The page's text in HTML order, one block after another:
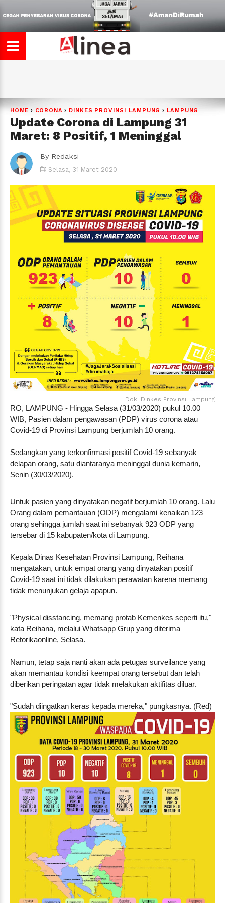
HOME › CORONA › DINKES PROVINSI LAMPUNG › LAMPUNG
Update Corona di Lampung 31
Maret: 8 Positif, 1 Meninggal
By Redaksi
Selasa, 31 Maret 2020
Dok: Dinkes Provinsi Lampung
RO, LAMPUNG - Hingga Selasa (31/03/2020) pukul 10.00
WIB, Pasien dalam pengawasan (PDP) virus corona atau
Covid-19 di Provinsi Lampung berjumlah 10 orang.
Sedangkan yang terkonfirmasi positif Covid-19 sebanyak
delapan orang, satu diantaranya meninggal dunia kemarin,
Senin (30/03/2020).
Untuk pasien yang dinyatakan negatif berjumlah 10 orang. Lalu
Orang dalam pemantauan (ODP) mengalami kenaikan 123
orang sehingga jumlah saat ini sebanyak 923 ODP yang
tersebar di 15 kabupaten/kota di Lampung.
Kepala Dinas Kesehatan Provinsi Lampung, Reihana
mengatakan, untuk empat orang yang dinyatakan positif
Covid-19 saat ini tidak dilakukan perawatan karena memang
tidak menunjukan gelaja apapun.
"Physical disstancing, memang protab Kemenkes seperti itu,"
kata Reihana, melalui Whatsapp Grup yang diterima
Retorikaonline, Selasa.
Namun, tetap saja nanti akan ada petugas surveilance yang
akan memantau kondisi keempat orang tersebut dan telah
diberikan peringatan agar tidak melakukan aktifitas diluar.
"Sudah diingatkan keras kepada mereka," pungkasnya. (Red)